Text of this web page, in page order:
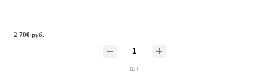
2 700 руб.
шт